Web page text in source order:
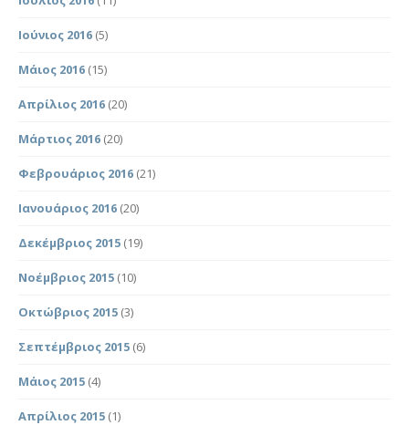
Ιούνιος 2016 (5)
Μάιος 2016 (15)
Απρίλιος 2016 (20)
Μάρτιος 2016 (20)
Φεβρουάριος 2016 (21)
Ιανουάριος 2016 (20)
Δεκέμβριος 2015 (19)
Νοέμβριος 2015 (10)
Οκτώβριος 2015 (3)
Σεπτέμβριος 2015 (6)
Μάιος 2015 (4)
Απρίλιος 2015 (1)